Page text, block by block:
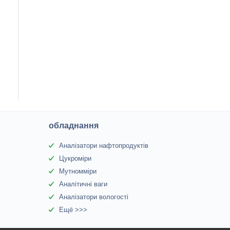
обладнання
Аналізатори нафтопродуктів
Цукроміри
Мутномміри
Аналітичні ваги
Аналізатори вологості
Ещё >>>